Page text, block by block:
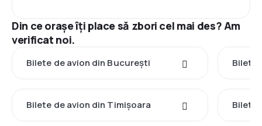
Din ce orașe îți place să zbori cel mai des? Am
verificat noi.
Bilete de avion din București Bilete
Bilete de avion din Timișoara Bilete